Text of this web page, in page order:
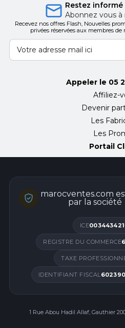
Restez informé
Abonnez vous
Recevez nos offres Flash, Nouvelles
privées réservées aux membres
Appeler le 05
Affiliez-
Devenir
Les
Les
Portail
marocventes.com
par la société
ICE
REGISTRE DU COMMERCE
TAXE
IDENTIFIANT FISCAL
1 Rue Abou Hadil Allaf, Gauthier